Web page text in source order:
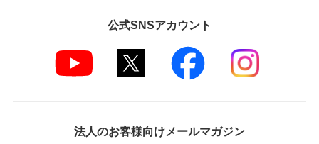
公式SNSアカウント
法人のお客様向けメールマガジン